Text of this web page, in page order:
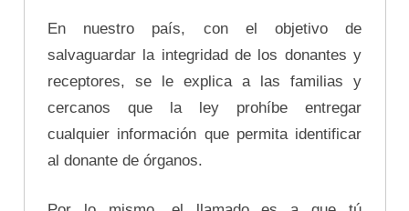
En nuestro país, con el objetivo de
salvaguardar la integridad de los donantes y
receptores, se le explica a las familias y
cercanos que la ley prohíbe entregar
cualquier información que permita identificar
al donante de órganos.